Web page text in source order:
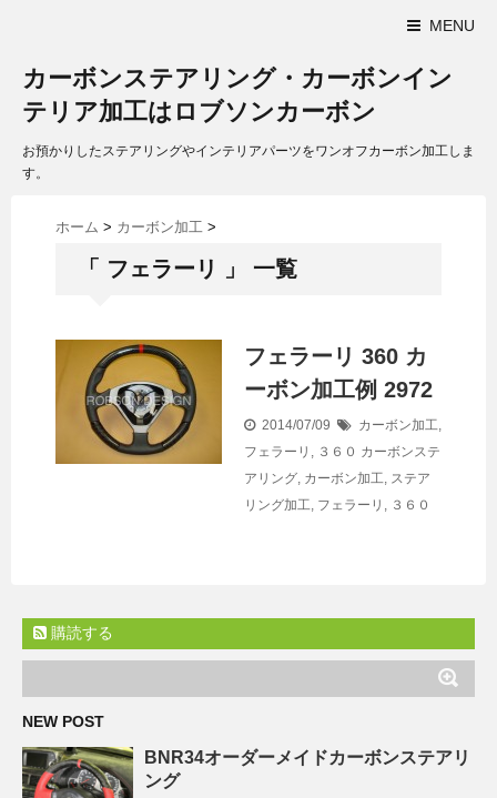
MENU
カーボンステアリング・カーボンイン
テリア加工はロブソンカーボン
お預かりしたステアリングやインテリアパーツをワンオフカーボン加工しま
す。
ホーム > カーボン加工 >
「 フェラーリ 」 一覧
フェラーリ 360 カ
ーボン加工例 2972
2014/07/09 カーボン加工,
フェラーリ , ３６０ カーボンステ
アリング, カーボン加工, ステア
リング加工, フェラーリ , ３６０
購読する
NEW POST
BNR34オーダーメイドカーボンステアリ
ング